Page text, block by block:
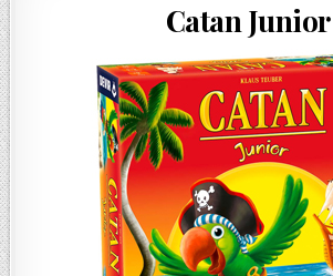
D
I
N
Catan Junior